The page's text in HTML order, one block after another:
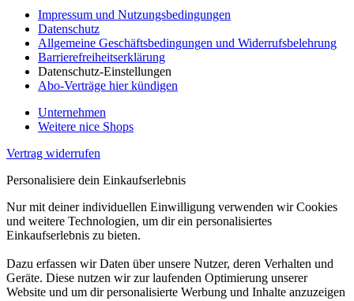
Impressum und Nutzungsbedingungen
Datenschutz
Allgemeine Geschäftsbedingungen und Widerrufsbelehrung
Barrierefreiheitserklärung
Datenschutz-Einstellungen
Abo-Verträge hier kündigen
Unternehmen
Weitere nice Shops
Vertrag widerrufen
Personalisiere dein Einkaufserlebnis
Nur mit deiner individuellen Einwilligung verwenden wir Cookies
und weitere Technologien, um dir ein personalisiertes
Einkaufserlebnis zu bieten.
Dazu erfassen wir Daten über unsere Nutzer, deren Verhalten und
Geräte. Diese nutzen wir zur laufenden Optimierung unserer
Website und um dir personalisierte Werbung und Inhalte anzuzeigen